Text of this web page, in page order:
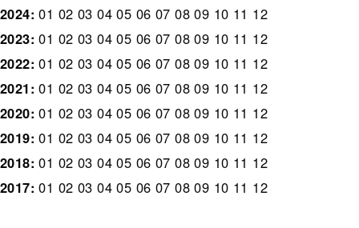
2024:01 02 03 04 05 06 07 08 09 10 11 12
2023:01 02 03 04 05 06 07 08 09 10 11 12
2022:01 02 03 04 05 06 07 08 09 10 11 12
2021:01 02 03 04 05 06 07 08 09 10 11 12
2020:01 02 03 04 05 06 07 08 09 10 11 12
2019:01 02 03 04 05 06 07 08 09 10 11 12
2018:01 02 03 04 05 06 07 08 09 10 11 12
2017:01 02 03 04 05 06 07 08 09 10 11 12